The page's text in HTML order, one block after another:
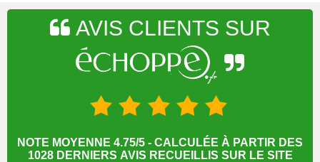
NOTE MOYENNE 4.75/5 - CALCULÉE À PARTIR DES
1028 DERNIERS AVIS RECUEILLIS SUR LE SITE